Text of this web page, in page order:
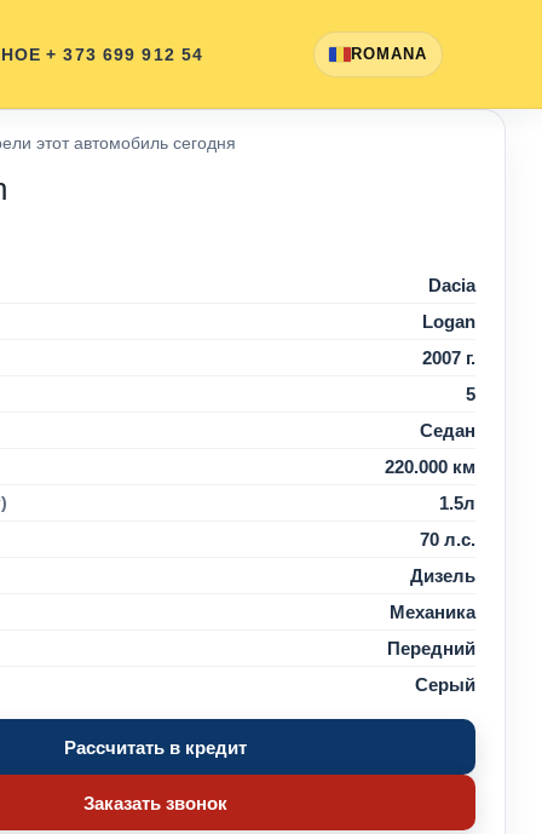
+ 373 699 912 54 ROMANA
этот автомобиль сегодня
Dacia
Logan
2007 г.
5
Седан
220.000 км
1.5л
70 л.с.
Дизель
Механика
Передний
Серый
Рассчитать в кредит
Заказать звонок